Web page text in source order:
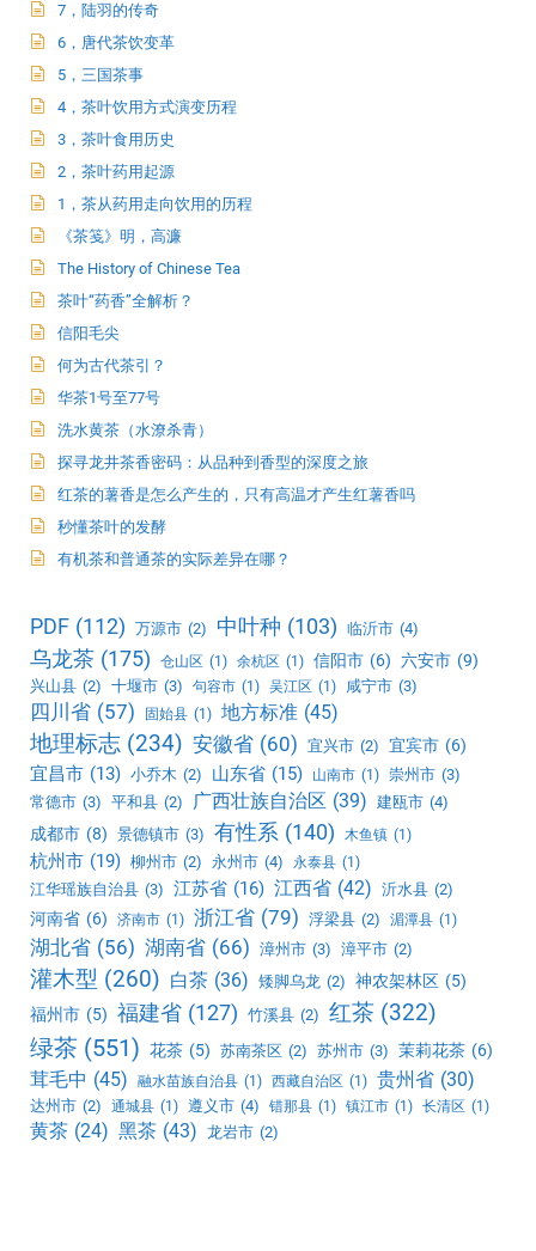
7，陆羽的传奇
6，唐代茶饮变革
5，三国茶事
4，茶叶饮用方式演变历程
3，茶叶食用历史
2，茶叶药用起源
1，茶从药用走向饮用的历程
《茶笺》明，高濂
The History of Chinese Tea
茶叶“药香”全解析？
信阳毛尖
何为古代茶引？
华茶1号至77号
洗水黄茶（水潦杀青）
探寻龙井茶香密码：从品种到香型的深度之旅
红茶的薯香是怎么产生的，只有高温才产生红薯香吗
秒懂茶叶的发酵
有机茶和普通茶的实际差异在哪？
PDF (112) 万源市 (2) 中叶种 (103) 临沂市 (4)
乌龙茶 (175) 仓山区 (1) 余杭区 (1) 信阳市 (6) 六安市 (9)
兴山县 (2) 十堰市 (3) 句容市 (1) 吴江区 (1) 咸宁市 (3)
四川省 (57) 固始县 (1) 地方标准 (45)
地理标志 (234) 安徽省 (60) 宜兴市 (2) 宜宾市 (6)
宜昌市 (13) 小乔木 (2) 山东省 (15) 山南市 (1) 崇州市 (3)
常德市 (3) 平和县 (2) 广西壮族自治区 (39) 建瓯市 (4)
成都市 (8) 景德镇市 (3) 有性系 (140) 木鱼镇 (1)
杭州市 (19) 柳州市 (2) 永州市 (4) 永泰县 (1)
江华瑶族自治县 (3) 江苏省 (16) 江西省 (42) 沂水县 (2)
河南省 (6) 济南市 (1) 浙江省 (79) 浮梁县 (2) 湄潭县 (1)
湖北省 (56) 湖南省 (66) 漳州市 (3) 漳平市 (2)
灌木型 (260) 白茶 (36) 矮脚乌龙 (2) 神农架林区 (5)
福州市 (5) 福建省 (127) 竹溪县 (2) 红茶 (322)
绿茶 (551) 花茶 (5) 苏南茶区 (2) 苏州市 (3) 茉莉花茶 (6)
茸毛中 (45) 融水苗族自治县 (1) 西藏自治区 (1) 贵州省 (30)
达州市 (2) 通城县 (1) 遵义市 (4) 错那县 (1) 镇江市 (1) 长清区 (1)
黄茶 (24) 黑茶 (43) 龙岩市 (2)